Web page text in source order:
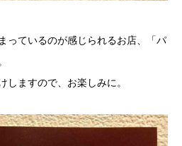
っているのが感じられるお店、「パ
しますので、お楽しみに。